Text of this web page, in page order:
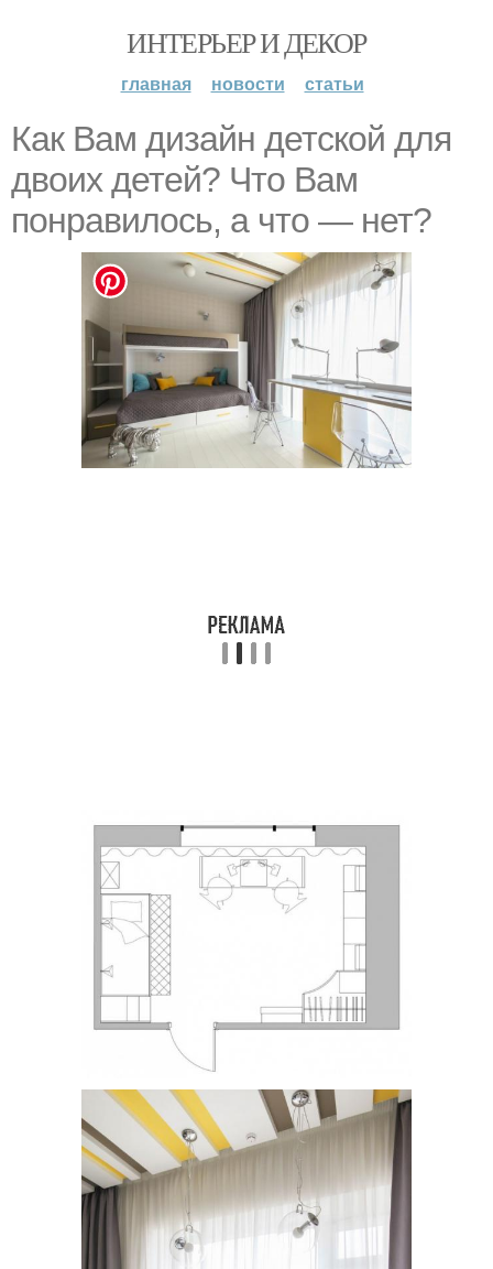
ИНТЕРЬЕР И ДЕКОР
главная новости статьи
Как Вам дизайн детской для
двоих детей? Что Вам
понравилось, а что — нет?